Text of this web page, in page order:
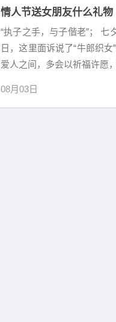
情人节送女朋友什么礼物
“执子之手，与子偕老”； 七
日，这里面诉说了“牛郎织
爱人之间，多会以祈福许愿
08月03日